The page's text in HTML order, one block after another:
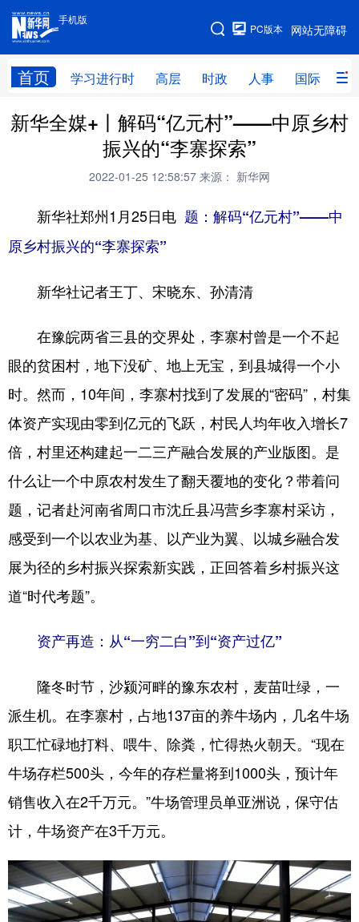
手机版
网站无障碍
PC版本
首页 学习进行时 高层 时政 人事 国际 财
手机版
网站地图
学习进行时 高层 时政 人事
财经 网评
全球连线
科技 科创 量子 体育
文化 书画
访谈 视频 图片
食品 人居 信息化 数字经济
学术中国 乡村振兴 银龄 溯源中国
城市 旅游 能源 会展
彩票 娱乐 时尚 悦读
公益 一带一路 亚太网 上市公司
地方频道
浙江 安徽 福建 江西
山东 河南 湖北 湖南
广东 广西 海南 重庆
陕西 甘肃
新疆 内蒙古 黑龙江
新华全媒+丨解码“亿元村”——中原乡村
振兴的“李寨探索”
2022-01-25 12:58:57 来源： 新华网
新华社郑州1月25日电 题：解码“亿元村”——中
原乡村振兴的“李寨探索”
新华社记者王丁、宋晓东、孙清清
在豫皖两省三县的交界处，李寨村曾是一个不起
眼的贫困村，地下没矿、地上无宝，到县城得一个小
时。然而，10年间，李寨村找到了发展的“密码”，村集
体资产实现由零到亿元的飞跃，村民人均年收入增长7
倍，村里还构建起一二三产融合发展的产业版图。是
什么让一个中原农村发生了翻天覆地的变化？带着问
题，记者赴河南省周口市沈丘县冯营乡李寨村采访，
感受到一个以农业为基、以产业为翼、以城乡融合发
展为径的乡村振兴探索新实践，正回答着乡村振兴这
道“时代考题”。
资产再造：从“一穷二白”到“资产过亿”
隆冬时节，沙颍河畔的豫东农村，麦苗吐绿，一
派生机。在李寨村，占地137亩的养牛场内，几名牛场
职工忙碌地打料、喂牛、除粪，忙得热火朝天。“现在
牛场存栏500头，今年的存栏量将到1000头，预计年
销售收入在2千万元。”牛场管理员单亚洲说，保守估
计，牛场资产在3千万元。